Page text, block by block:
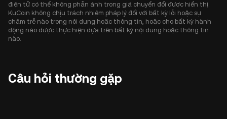
điện tử có thể không phản ánh trong giá chuyển đổi được hiển thị.
KuCoin không chịu trách nhiệm pháp lý đối với bất kỳ lỗi hoặc sự
chậm trễ nào trong nội dung hoặc thông tin, hoặc cho bất kỳ hành
động nào được thực hiện dựa trên bất kỳ nội dung hoặc thông tin
nào.
Câu hỏi thường gặp